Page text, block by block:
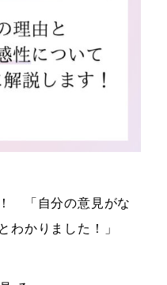
「自分の意見がな
わかりました！」